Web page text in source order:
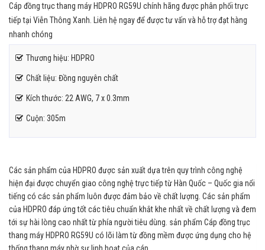
Cáp đồng trục thang máy HDPRO RG59U chính hãng được phân phối trực
tiếp tại Viễn Thông Xanh. Liên hệ ngay để được tư vấn và hỗ trợ đạt hàng
nhanh chóng
Thương hiệu: HDPRO
Chất liệu: Đồng nguyên chất
Kích thước: 22 AWG, 7 x 0.3mm
Cuộn: 305m
Các sản phẩm của HDPRO được sản xuất dựa trên quy trình công nghệ
hiện đại được chuyển giao công nghệ trực tiếp từ Hàn Quốc – Quốc gia nổi
tiếng có các sản phẩm luôn được đảm bảo về chất lượng. Các sản phẩm
của HDPRO đáp ứng tốt các tiêu chuẩn khắt khe nhất về chất lượng và đem
tới sự hài lòng cao nhất từ phía người tiêu dùng. sản phẩm Cáp đồng trục
thang máy HDPRO RG59U có lõi làm từ đồng mềm được ứng dụng cho hệ
thống thang máy nhờ sự linh hoạt của cáp.